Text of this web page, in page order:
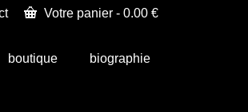
Votre panier - 0.00 €
boutique biographie